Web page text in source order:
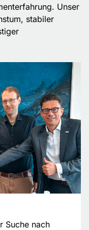
Unser
stabiler
Suche nach